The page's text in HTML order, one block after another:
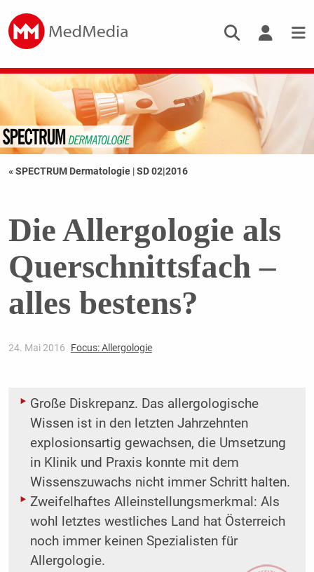
« SPECTRUM Dermatologie |SD 02|2016
Die Allergologie als
Querschnittsfach –
alles bestens?
24. Mai 2016 Focus: Allergologie
Große Diskrepanz. Das allergologische
Wissen ist in den letzten Jahrzehnten
explosionsartig gewachsen, die Umsetzung
in Klinik und Praxis konnte mit dem
Wissenszuwachs nicht immer Schritt halten.
Zweifelhaftes Alleinstellungsmerkmal: Als
wohl letztes westliches Land hat Österreich
noch immer keinen Spezialisten für
Allergologie.